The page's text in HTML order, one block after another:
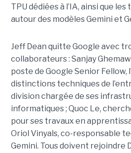
TPU dédiées à l’IA, ainsi que
autour des modèles Gemini et
Jeff Dean quitte Google avec
collaborateurs : Sanjay
poste de Google Senior Fellow,
distinctions techniques de
division chargée de ses
informatiques ; Quoc Le,
pour ses travaux en
Oriol Vinyals, co-responsable
Gemini. Tous doivent rejoindre